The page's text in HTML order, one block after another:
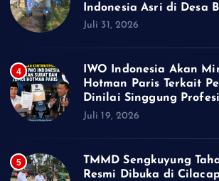
Indonesia Asri di Desa
Juli 31, 2026
4
IWO Indonesia Akan
Hotman Paris Terkait
Dinilai Singgung
Juli 19, 2026
5
TMMD Sengkuyung
Resmi Dibuka di